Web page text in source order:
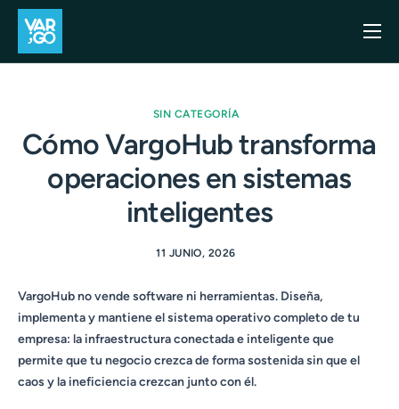
Inicio
Blog
Precios
SIN CATEGORÍA
Cómo VargoHub transforma
operaciones en sistemas
inteligentes
11 JUNIO, 2026
VargoHub no vende software ni herramientas. Diseña,
implementa y mantiene el sistema operativo completo de tu
empresa: la infraestructura conectada e inteligente que
permite que tu negocio crezca de forma sostenida sin que el
caos y la ineficiencia crezcan junto con él.